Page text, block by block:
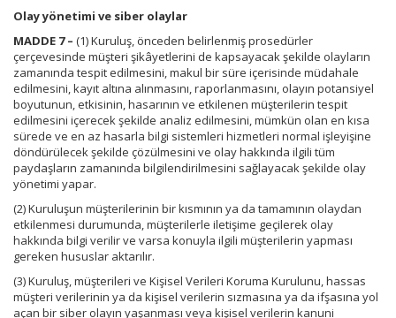
Olay yönetimi ve siber olaylar
MADDE 7 – (1) Kuruluş, önceden belirlenmiş prosedürler
çerçevesinde müşteri şikâyetlerini de kapsayacak şekilde olayların
zamanında tespit edilmesini, makul bir süre içerisinde müdahale
edilmesini, kayıt altına alınmasını, raporlanmasını, olayın potansiyel
boyutunun, etkisinin, hasarının ve etkilenen müşterilerin tespit
edilmesini içerecek şekilde analiz edilmesini, mümkün olan en kısa
sürede ve en az hasarla bilgi sistemleri hizmetleri normal işleyişine
döndürülecek şekilde çözülmesini ve olay hakkında ilgili tüm
paydaşların zamanında bilgilendirilmesini sağlayacak şekilde olay
yönetimi yapar.
(2) Kuruluşun müşterilerinin bir kısmının ya da tamamının olaydan
etkilenmesi durumunda, müşterilerle iletişime geçilerek olay
hakkında bilgi verilir ve varsa konuyla ilgili müşterilerin yapması
gereken hususlar aktarılır.
(3) Kuruluş, müşterileri ve Kişisel Verileri Koruma Kurulunu, hassas
müşteri verilerinin ya da kişisel verilerin sızmasına ya da ifşasına yol
açan bir siber olayın yaşanması veya kişisel verilerin kanuni